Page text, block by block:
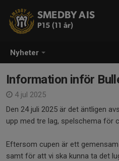
Nyheter
SMEDBY AIS
P15 (11 år)
Information inför
4 jul 2025
Den 24 juli 2025 är det äntligen
upp med tre lag, spelschema för
Eftersom cupen är ett
samt för att vi ska kunna ta det